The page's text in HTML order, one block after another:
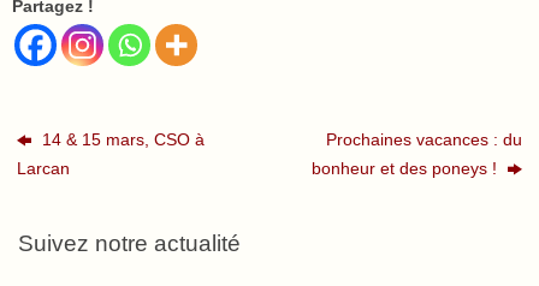
Partagez !
14 & 15 mars, CSO à
Larcan
Prochaines vacances : du
bonheur et des poneys !
Suivez notre actualité